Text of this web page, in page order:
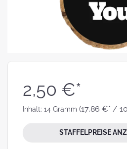
2,50 €*
Inhalt: 14 Gramm (17,86 €* /
STAFFELPREISE